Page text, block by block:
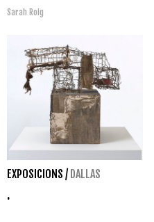
Sarah Roig
EXPOSICIONS / DALLAS
.